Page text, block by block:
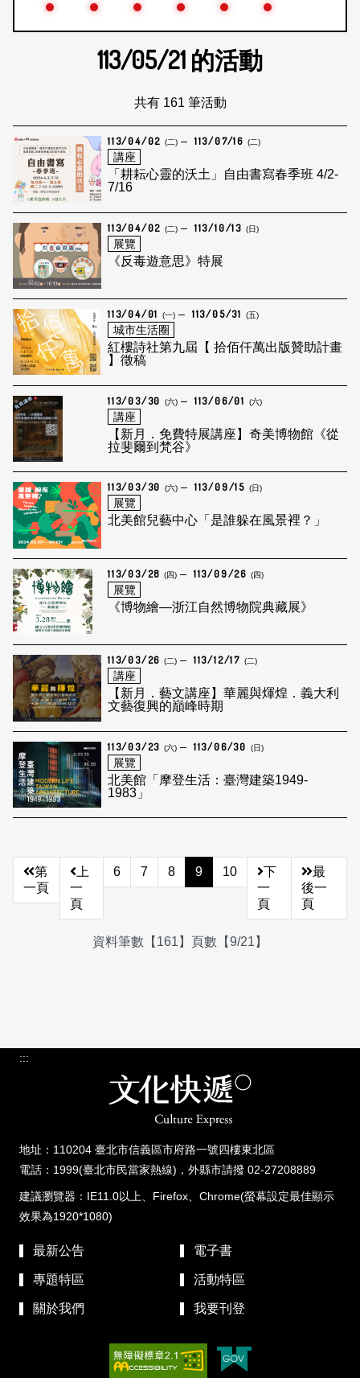
113/05/21 的活動
共有 161 筆活動
113/04/02 (二) 113/07/16 (二)
講座
「耕耘心靈的沃土」自由書寫春季班 4/2-
7/16
113/04/02 (二) 113/10/13 (日)
展覽
《反毒遊意思》特展
113/04/01 (一) 113/05/31 (五)
城市生活圈
紅樓詩社第九屆【 拾佰仟萬出版贊助計畫
】徵稿
113/03/30 (六) 113/06/01 (六)
講座
【新月．免費特展講座】奇美博物館《從
拉斐爾到梵谷》
113/03/30 (六) 113/09/15 (日)
展覽
北美館兒藝中心「是誰躲在風景裡？」
113/03/28 (四) 113/09/26 (四)
展覽
《博物繪—浙江自然博物院典藏展》
113/03/26 (二) 113/12/17 (二)
講座
【新月．藝文講座】華麗與煇煌．義大利
文藝復興的巔峰時期
113/03/23 (六) 113/06/30 (日)
展覽
北美館「摩登生活：臺灣建築1949-
1983」
第
一頁
上
一
頁
6 7 8 9 10
下
一
頁
最
後一
頁
資料筆數【161】頁數【9/21】
:::
地址：110204 臺北市信義區市府路一號四樓東北區
電話：1999(臺北市民當家熱線)，外縣市請撥 02-27208889
建議瀏覽器：IE11.0以上、Firefox、Chrome(螢幕設定最佳顯示
效果為1920*1080)
最新公告 電子書
專題特區 活動特區
關於我們 我要刊登